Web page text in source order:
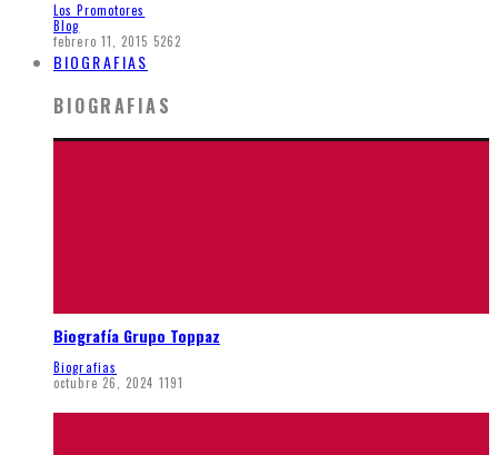
Los Promotores
Blog
febrero 11, 2015 5262
BIOGRAFIAS
BIOGRAFIAS
Biografía Grupo Toppaz
Biografias
octubre 26, 2024 1191